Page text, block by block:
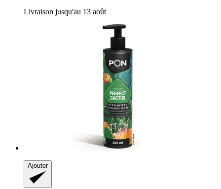
Livraison jusqu'au 13 août
Ajouter